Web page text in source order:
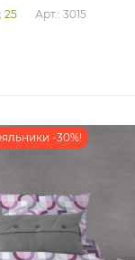
25 Арт.: 3015
-30%!